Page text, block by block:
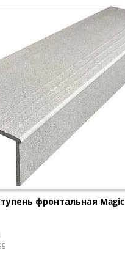
фронтальная Magic